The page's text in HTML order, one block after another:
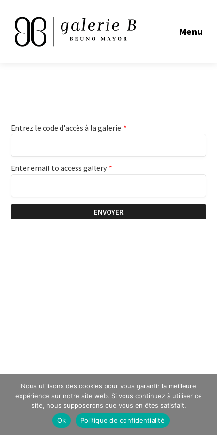
Menu
Entrez le code d'accès à la galerie *
Enter email to access gallery *
ENVOYER
Nous utilisons des cookies pour vous garantir la meilleure
expérience sur notre site web. Si vous continuez à utiliser ce
site, nous supposerons que vous en êtes satisfait.
Ok
Politique de confidentialité